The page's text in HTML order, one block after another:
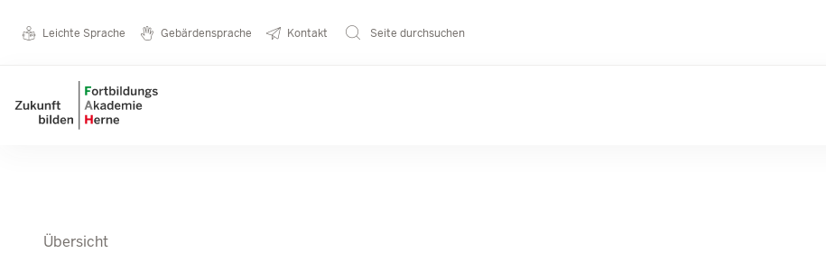
Metanavigation
Leichte Sprache Gebärdensprache Kontakt Seite durchsuchen
Übersicht